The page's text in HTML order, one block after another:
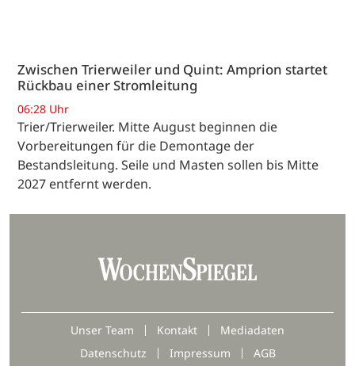
Zwischen Trierweiler und Quint: Amprion startet
Rückbau einer Stromleitung
06:28 Uhr
Trier/Trierweiler. Mitte August beginnen die
Vorbereitungen für die Demontage der
Bestandsleitung. Seile und Masten sollen bis Mitte
2027 entfernt werden.
Unser Team Kontakt
Mediadaten
Datenschutz
Impressum AGB